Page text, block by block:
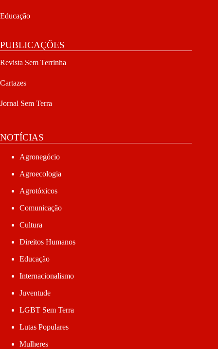
Educação
PUBLICAÇÕES
Revista Sem Terrinha
Cartazes
Jornal Sem Terra
NOTÍCIAS
Agronegócio
Agroecologia
Agrotóxicos
Comunicação
Cultura
Direitos Humanos
Educação
Internacionalismo
Juventude
LGBT Sem Terra
Lutas Populares
Mulheres